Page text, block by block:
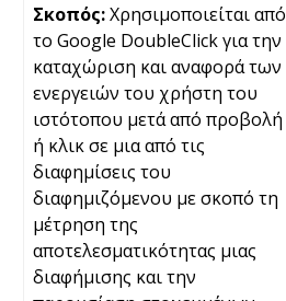
Χρησιμοποιείται από
το Google DoubleClick για την
καταχώριση και αναφορά των
ενεργειών του χρήστη του
ιστότοπου μετά από προβολή
ή κλικ σε μια από τις
διαφημίσεις του
διαφημιζόμενου με σκοπό τη
μέτρηση της
αποτελεσματικότητας μιας
διαφήμισης και την